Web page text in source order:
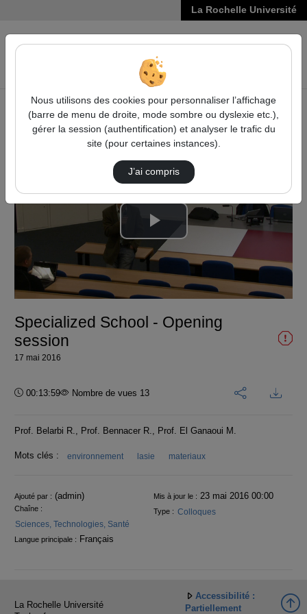
La Rochelle Université
VIDÉOS
Accueil Vidéos Specialized School - Opening session
Lire
la
vidéo
Specialized School - Opening
session
17 mai 2016
Durée :
00:13:59 Nombre de vues 13
Prof. Belarbi R., Prof. Bennacer R., Prof. El Ganaoui M.
Mots clés : environnement lasie materiaux
Informations
Ajouté par : (admin) Mis à jour le : 23 mai 2016 00:00
Chaîne :
Sciences, Technologies, Santé
Type : Colloques
Langue principale : Français
La Rochelle Université
Accessibilité :
Partiellement
Nous utilisons des cookies pour personnaliser l’affichage
(barre de menu de droite, mode sombre ou dyslexie etc.),
gérer la session (authentification) et analyser le trafic du
site (pour certaines instances).
J’ai compris